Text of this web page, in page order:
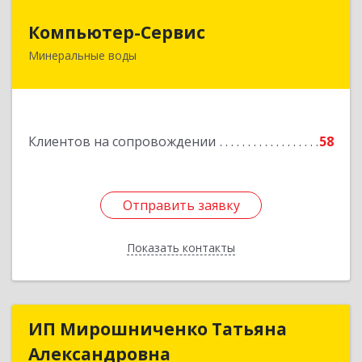
Компьютер-Сервис
Минеральные воды
Клиентов на сопровождении 58
Отправить заявку
Показать контакты
357202, Ставропольский край, Минеральные
Отправить заявку
Назад
ИП Мирошниченко Татьяна
Александровна
ИП Мирошниченко Татьяна